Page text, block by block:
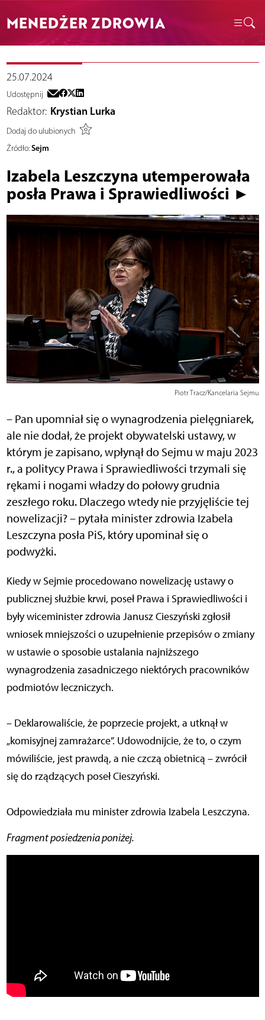
MENEDŻER ZDROWIA
25.07.2024
Udostępnij
Redaktor: Krystian Lurka
Dodaj do ulubionych
Źródło: Sejm
Izabela Leszczyna utemperowała
posła Prawa i Sprawiedliwości ►
Piotr Tracz/Kancelaria Sejmu
– Pan upomniał się o wynagrodzenia pielęgniarek,
ale nie dodał, że projekt obywatelski ustawy, w
którym je zapisano, wpłynął do Sejmu w maju 2023
r., a politycy Prawa i Sprawiedliwości trzymali się
rękami i nogami władzy do połowy grudnia
zeszłego roku. Dlaczego wtedy nie przyjęliście tej
nowelizacji? – pytała minister zdrowia Izabela
Leszczyna posła PiS, który upominał się o
podwyżki.
Kiedy w Sejmie procedowano nowelizację ustawy o
publicznej służbie krwi, poseł Prawa i Sprawiedliwości i
były wiceminister zdrowia Janusz Cieszyński zgłosił
wniosek mniejszości o uzupełnienie przepisów o zmiany
w ustawie o sposobie ustalania najniższego
wynagrodzenia zasadniczego niektórych pracowników
podmiotów leczniczych.
– Deklarowaliście, że poprzecie projekt, a utknął w
„komisyjnej zamrażarce”. Udowodnijcie, że to, o czym
mówiliście, jest prawdą, a nie czczą obietnicą – zwrócił
się do rządzących poseł Cieszyński.
Odpowiedziała mu minister zdrowia Izabela Leszczyna.
Fragment posiedzenia poniżej.